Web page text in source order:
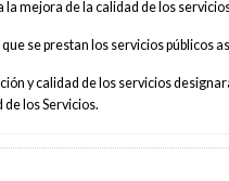
mejora de la calidad de los
se prestan los servicios públicos
y calidad de los servicios
los Servicios.